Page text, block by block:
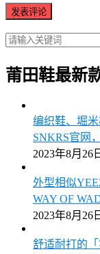
莆田鞋最新
编织鞋、堀
SNKRS官网
2023年8月26
外型相似
WAY OF
2023年8月26
舒适耐打的「